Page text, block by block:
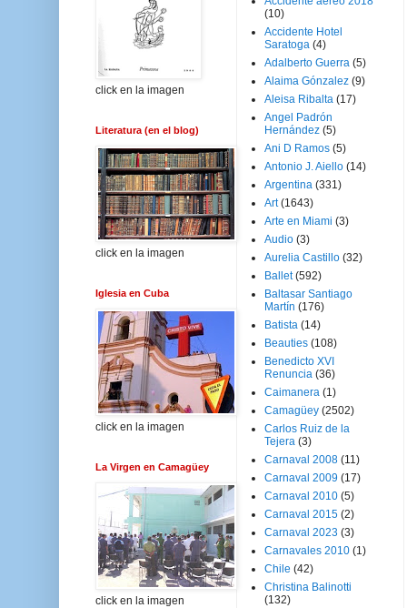
click en la imagen
Literatura (en el blog)
click en la imagen
Iglesia en Cuba
click en la imagen
La Virgen en Camagüey
click en la imagen
(10)
Accidente Hotel
Saratoga (4)
Adalberto Guerra (5)
Alaima Gónzalez (9)
Aleisa Ribalta (17)
Angel Padrón
Hernández (5)
Ani D Ramos (5)
Antonio J. Aiello (14)
Argentina (331)
Art (1643)
Arte en Miami (3)
Audio (3)
Aurelia Castillo (32)
Ballet (592)
Baltasar Santiago
Martín (176)
Batista (14)
Beauties (108)
Benedicto XVI
Renuncia (36)
Caimanera (1)
Camagüey (2502)
Carlos Ruiz de la
Tejera (3)
Carnaval 2008 (11)
Carnaval 2009 (17)
Carnaval 2010 (5)
Carnaval 2015 (2)
Carnaval 2023 (3)
Carnavales 2010 (1)
Chile (42)
Christina Balinotti
(132)